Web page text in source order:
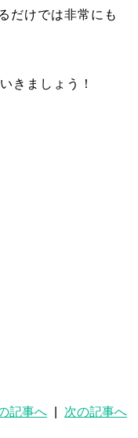
だけでは非常にも
きましょう！
記事へ 次の記事へ